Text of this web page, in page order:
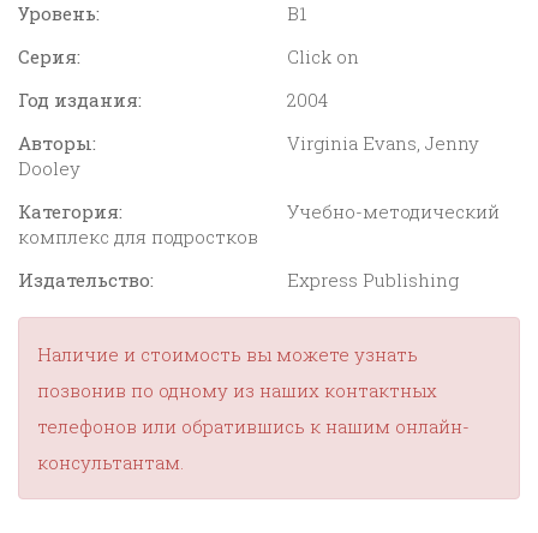
Уровень:
B1
Серия:
Click on
Год издания:
2004
Авторы:
Virginia Evans, Jenny
Dooley
Категория:
Учебно-методический
комплекс для подростков
Издательство:
Express Publishing
Наличие и стоимость вы можете узнать
позвонив по одному из наших контактных
телефонов или обратившись к нашим онлайн-
консультантам.